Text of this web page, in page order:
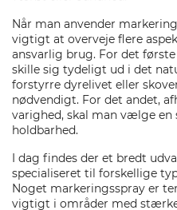
Når man anvender
vigtigt at overveje flere
ansvarlig brug. For det
skille sig tydeligt ud i det
forstyrre dyrelivet eller
nødvendigt. For det andet,
varighed, skal man vælge en
holdbarhed.
I dag findes der et bredt
specialiseret til forskellige
Noget markeringsspray er
vigtigt i områder med